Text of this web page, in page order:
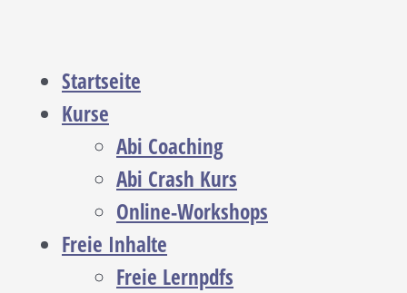
Startseite
Kurse
Abi Coaching
Abi Crash Kurs
Online-Workshops
Freie Inhalte
Freie Lernpdfs